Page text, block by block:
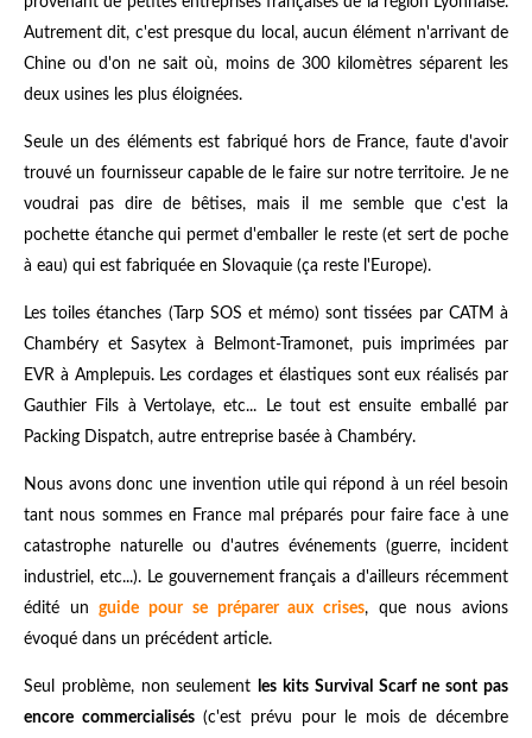
Autrement dit, c'est presque du local, aucun élément n'arrivant de
Chine ou d'on ne sait où, moins de 300 kilomètres séparent les
deux usines les plus éloignées.
Seule un des éléments est fabriqué hors de France, faute d'avoir
trouvé un fournisseur capable de le faire sur notre territoire. Je ne
voudrai pas dire de bêtises, mais il me semble que c'est la
pochette étanche qui permet d'emballer le reste (et sert de poche
à eau) qui est fabriquée en Slovaquie (ça reste l'Europe).
Les toiles étanches (Tarp SOS et mémo) sont tissées par CATM à
Chambéry et Sasytex à Belmont-Tramonet, puis imprimées par
EVR à Amplepuis. Les cordages et élastiques sont eux réalisés par
Gauthier Fils à Vertolaye, etc... Le tout est ensuite emballé par
Packing Dispatch, autre entreprise basée à Chambéry.
Nous avons donc une invention utile qui répond à un réel besoin
tant nous sommes en France mal préparés pour faire face à une
catastrophe naturelle ou d'autres événements (guerre, incident
industriel, etc...). Le gouvernement français a d'ailleurs récemment
édité unguide pour se préparer aux crises, que nous avions
évoqué dans un précédent article.
Seul problème, non seulement
les kits Survival Scarf ne sont pas
encore commercialisés(c'est prévu pour le mois de décembre